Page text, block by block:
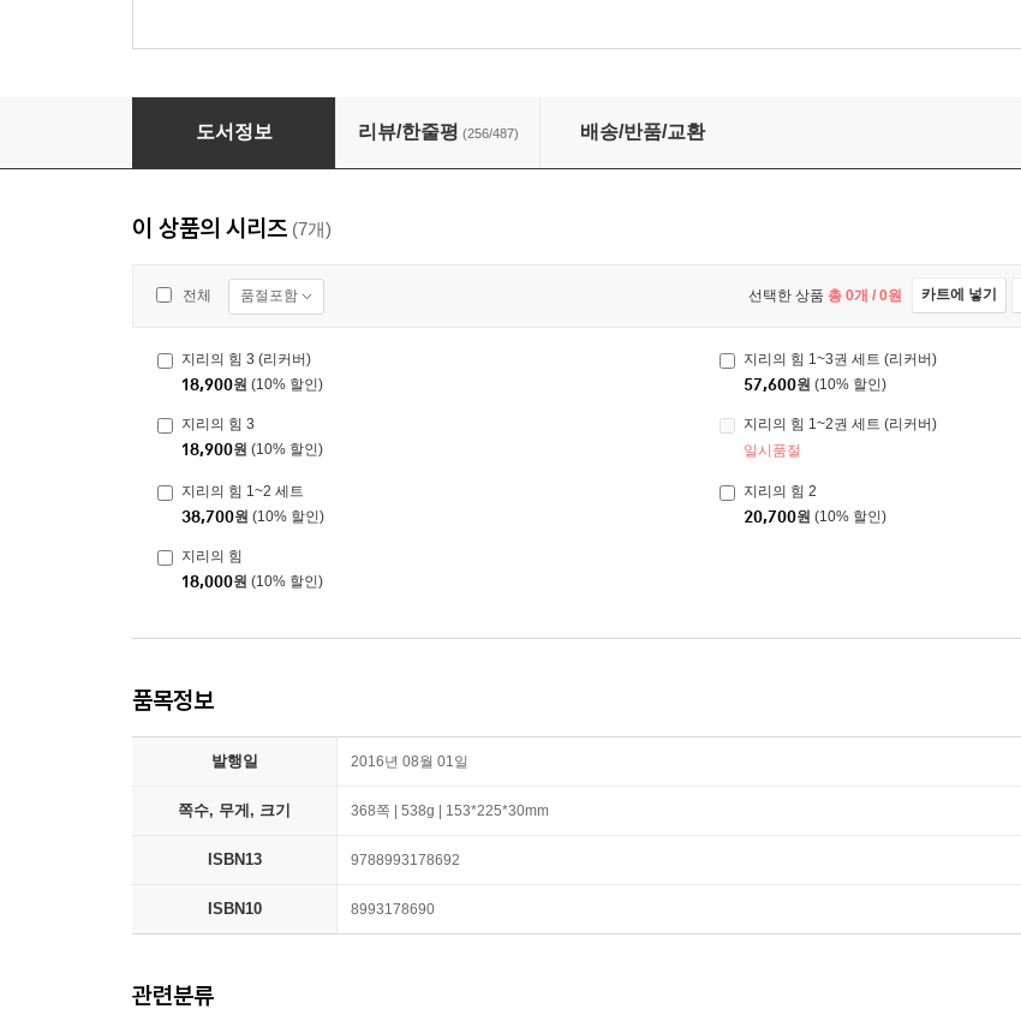
지리의 힘
도서정보 리뷰/한줄평 (256/487) 배송/반품/교환
이 상품의 시리즈 (7개)
전체 품절포함 선택한 상품 총 0개 / 0원 카트에 넣기
지리의 힘 3 (리커버)
18,900원 (10% 할인)
지리의 힘 1~3권 세트 (리커버)
57,600원 (10% 할인)
지리의 힘 3
18,900원 (10% 할인)
지리의 힘 1~2권 세트 (리커버)
일시품절
지리의 힘 1~2 세트
38,700원 (10% 할인)
지리의 힘 2
20,700원 (10% 할인)
지리의 힘
18,000원 (10% 할인)
품목정보
발행일 2016년 08월 01일
쪽수, 무게, 크기 368쪽 | 538g | 153*225*30mm
ISBN13 9788993178692
ISBN10 8993178690
관련분류